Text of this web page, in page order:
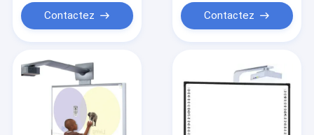
Produits
Contactez Contactez